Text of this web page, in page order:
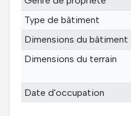
Type de bâtiment
Dimensions du bâtiment
Dimensions du terrain
Date d'occupation